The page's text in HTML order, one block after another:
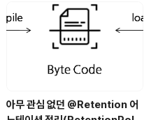
아무 관심 없던 @Retention 어